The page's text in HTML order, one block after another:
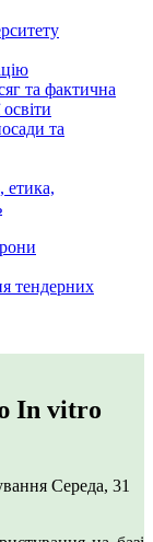
та фактична
та
етика,
тендерних
In vitro
Середа, 31